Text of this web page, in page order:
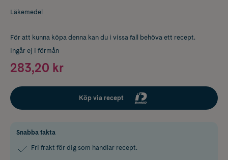
Läkemedel
För att kunna köpa denna kan du i vissa fall behöva ett recept.
Ingår ej i förmån
283,20 kr
Köp via recept
Snabba fakta
Fri frakt för dig som handlar recept.